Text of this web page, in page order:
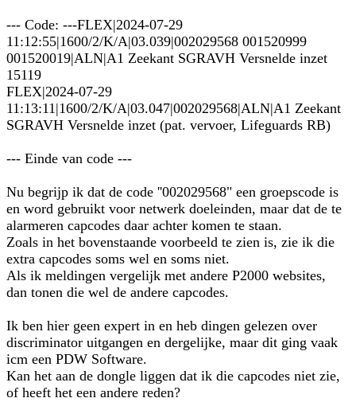
--- Code: ---FLEX|2024-07-29
11:12:55|1600/2/K/A|03.039|002029568 001520999
001520019|ALN|A1 Zeekant SGRAVH Versnelde inzet
15119
FLEX|2024-07-29
11:13:11|1600/2/K/A|03.047|002029568|ALN|A1 Zeekant
SGRAVH Versnelde inzet (pat. vervoer, Lifeguards RB)
--- Einde van code ---
Nu begrijp ik dat de code ''002029568" een groepscode is
en word gebruikt voor netwerk doeleinden, maar dat de te
alarmeren capcodes daar achter komen te staan.
Zoals in het bovenstaande voorbeeld te zien is, zie ik die
extra capcodes soms wel en soms niet.
Als ik meldingen vergelijk met andere P2000 websites,
dan tonen die wel de andere capcodes.
Ik ben hier geen expert in en heb dingen gelezen over
discriminator uitgangen en dergelijke, maar dit ging vaak
icm een PDW Software.
Kan het aan de dongle liggen dat ik die capcodes niet zie,
of heeft het een andere reden?